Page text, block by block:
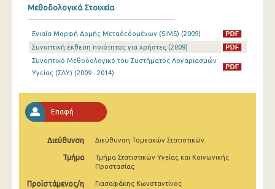
2014
2013
2011
Μεθοδολογικά Στοιχεία
Ενιαία Μορφή Δομής Μεταδεδομένων (SIMS) (2009)
Συνοπτική έκθεση ποιότητας για χρήστες (2009)
Συνοπτικό Μεθοδολογικό του Συστήματος Λογαριασμών
Υγείας (ΣΛΥ) (2009 - 2014)
Επαφή
Διεύθυνση Διεύθυνση Τομεακών Στατιστικών
Τμήμα
Τμήμα Στατιστικών Υγείας και Κοινωνικής
Προστασίας
Προϊστάμενος/η Γιασαφάκης Κωνσταντίνος